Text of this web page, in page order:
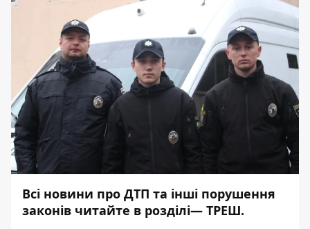
Всі новини про ДТП та інші порушення
законів читайте в розділі— ТРЕШ.